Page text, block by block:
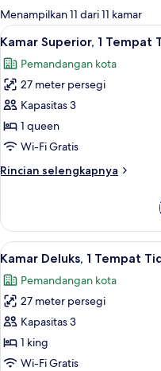
untuk
kamar
Menampilkan 11 dari 11 kamar
Lihat
semua
foto
untuk
Kamar
Superior,
1
Tidur
view)
7
Kamar Superior, 1
Pemandangan kota
27 meter persegi
Kapasitas 3
1 queen
Wi-Fi Gratis
Rincian selengkapnya
Rincian
Kamar
Superior,
1
Tidur
Queen
(Defense
view)
Lihat
semua
foto
untuk
Kamar
Deluks,
1
8
Kamar Deluks, 1 Tempat
Pemandangan kota
27 meter persegi
Kapasitas 3
1 king
Wi-Fi Gratis